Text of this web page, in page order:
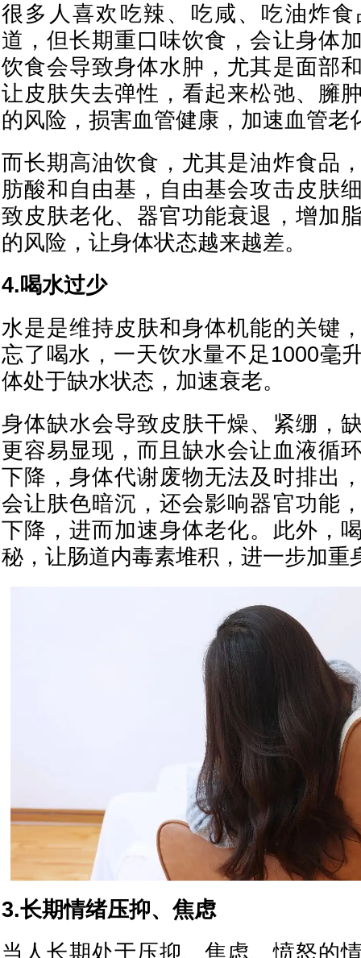
很多人喜欢吃辣、吃咸、吃油炸
道，但长期重口味饮食，会让身体
饮食会导致身体水肿，尤其是面部
让皮肤失去弹性，看起来松弛、臃
的风险，损害血管健康，加速血管老
而长期高油饮食，尤其是油炸食品
肪酸和自由基，自由基会攻击皮肤
致皮肤老化、器官功能衰退，增加
的风险，让身体状态越来越差。
4.喝水过少
水是是维持皮肤和身体机能的关键
忘了喝水，一天饮水量不足1000毫
体处于缺水状态，加速衰老。
身体缺水会导致皮肤干燥、紧绷，
更容易显现，而且缺水会让血液循
下降，身体代谢废物无法及时排出
会让肤色暗沉，还会影响器官功能
下降，进而加速身体老化。此外，
秘，让肠道内毒素堆积，进一步加重
3.长期情绪压抑、焦虑
当人长期处于压抑、焦虑、愤怒的